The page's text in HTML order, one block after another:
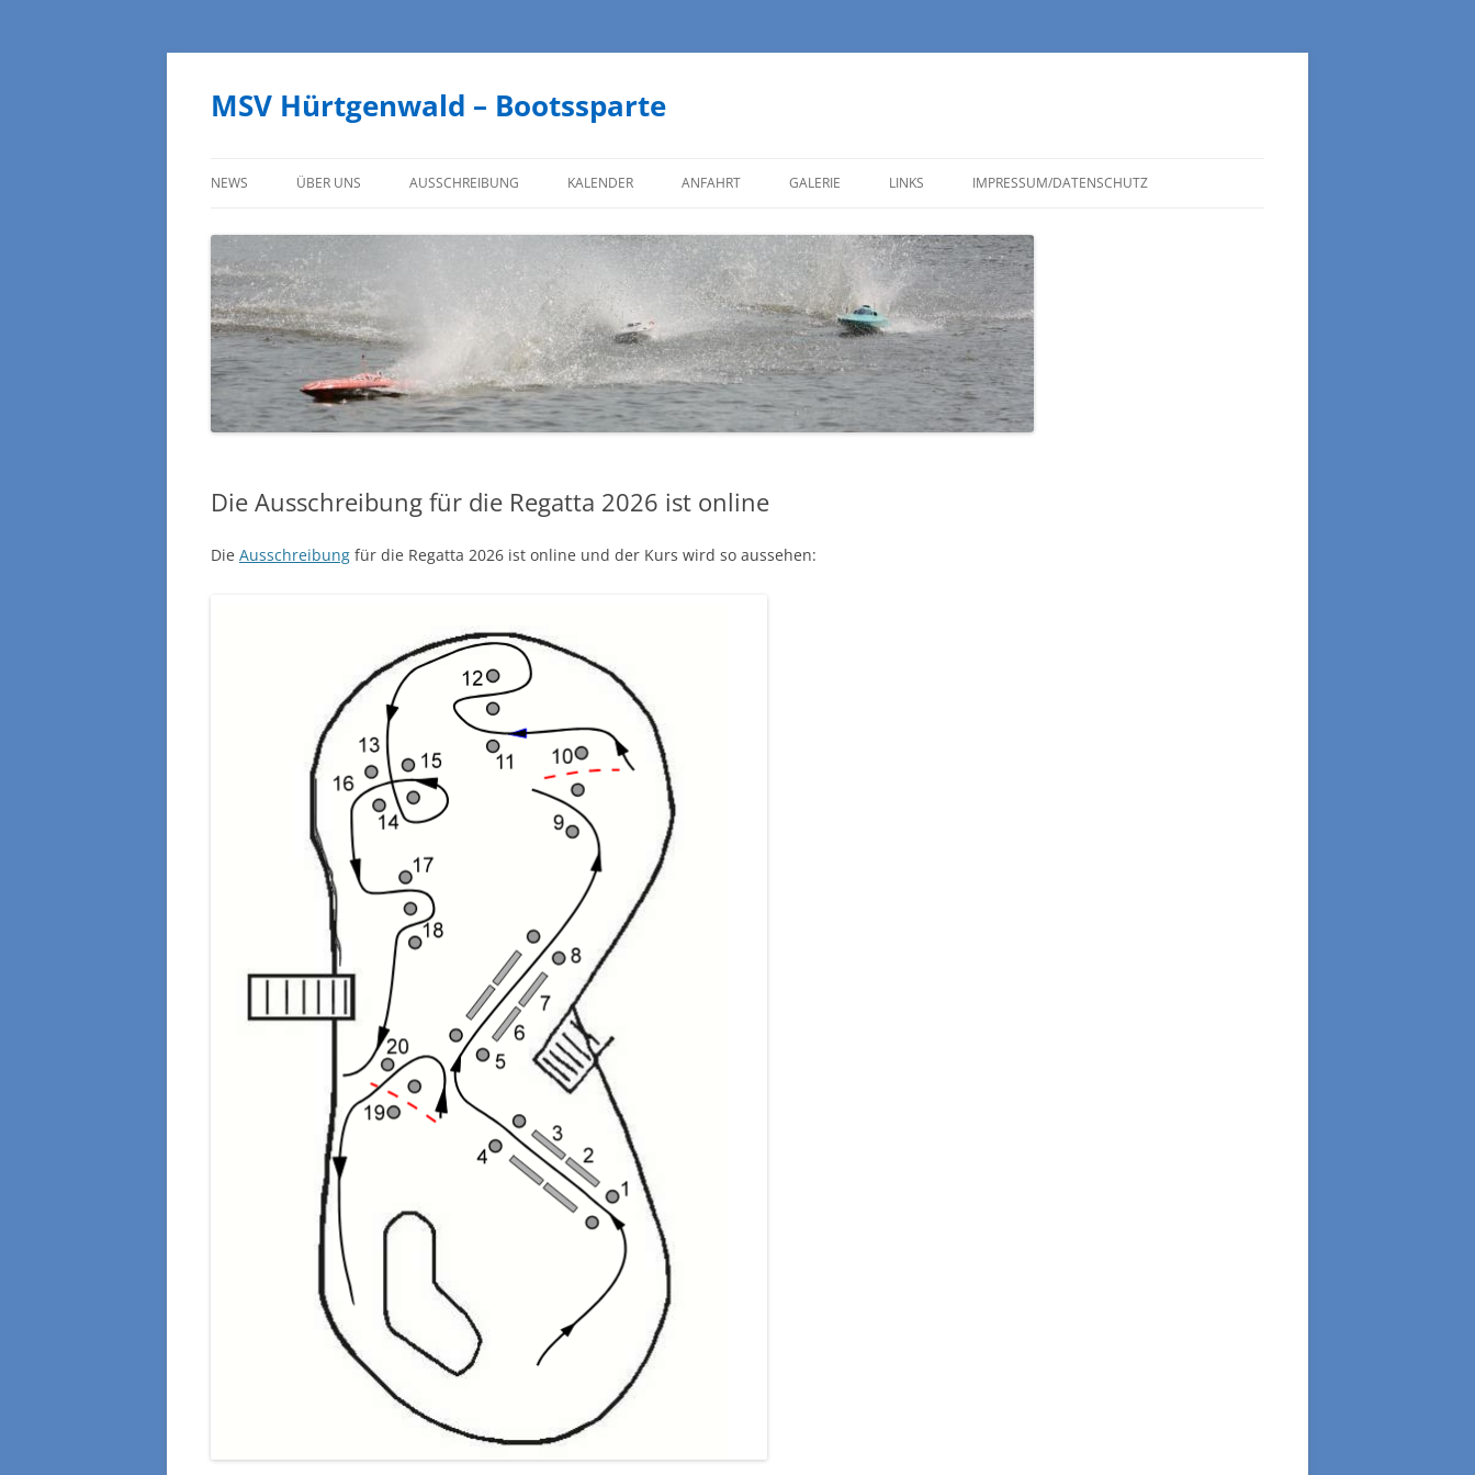
MSV Hürtgenwald – Bootssparte
Inhalt
NEWS ÜBER UNS AUSSCHREIBUNG KALENDER ANFAHRT GALERIE LINKS IMPRESSUM/DATENSCHUTZ
Die Ausschreibung für die Regatta 2026 ist online
Die Ausschreibung für die Regatta 2026 ist online und der Kurs wird so aussehen: